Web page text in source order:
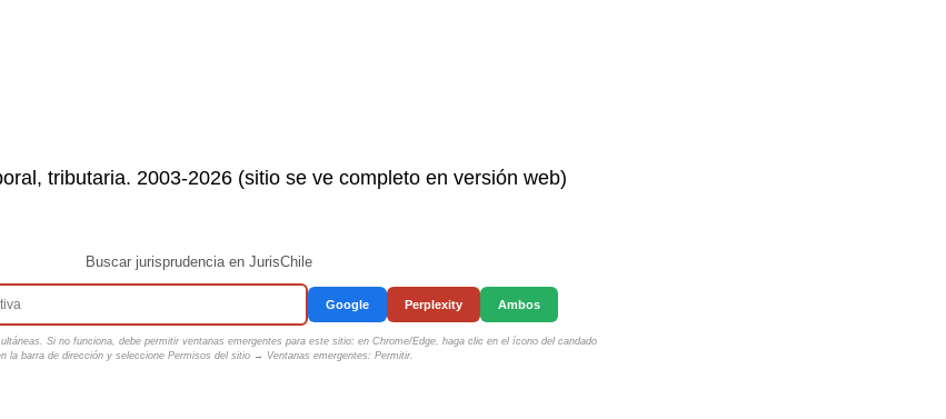
tributaria. 2003-2026 (sitio se ve completo en versión web)
Buscar jurisprudencia en JurisChile
Google Perplexity Ambos
Si no funciona, debe permitir ventanas emergentes para este sitio: en Chrome/Edge, haga clic en el ícono del candado
la barra de dirección y seleccione Permisos del sitio → Ventanas emergentes: Permitir.